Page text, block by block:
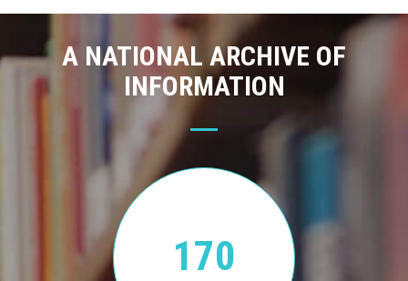
A NATIONAL ARCHIVE OF
INFORMATION
170